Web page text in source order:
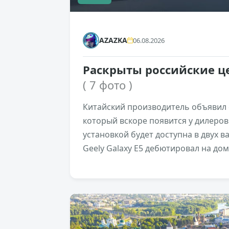
AZAZKA 06.08.2026
Раскрыты российские
( 7 фото )
Китайский производитель
который вскоре появится у
установкой будет доступна в двух
Geely Galaxy E5 дебютировал на